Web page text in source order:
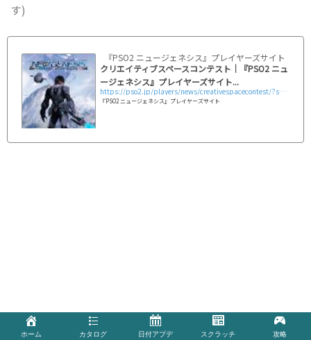
す)
『PSO2 ニュージェネシス』プレイヤーズサイト｜
クリエイティブスペースコンテスト｜『PSO2 ニュ
ージェネシス』プレイヤーズサイト...
https://pso2.jp/players/news/creativespacecontest/?sm=s_30539
『PSO2 ニュージェネシス』プレイヤーズサイト
ホーム カタログ 日付アプデ スクラッチ 攻略